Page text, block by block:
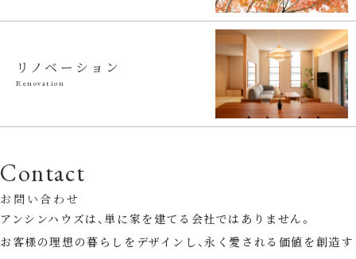
リノベーション
Renovation
Contact
お問い合わせ
アンシンハウズは、単に家を建てる会社ではありません。
お客様の理想の暮らしをデザインし、永く愛される価値を創造す